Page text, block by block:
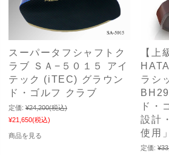
スーパータフシャフトク
ラブ ＳＡ−５０１５ アイ
テック (iTEC) グラウン
ド・ゴルフ クラブ
定価: ¥24,200(税込)
¥21,650(税込)
商品を見る
【上
ラシ
ド・
設計
使用」
定価: